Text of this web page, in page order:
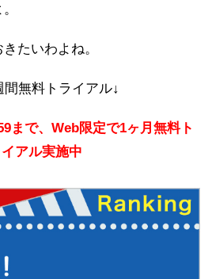
たいわよね。
間無料トライアル↓
まで、Web限定で1ヶ月無料ト
アル実施中